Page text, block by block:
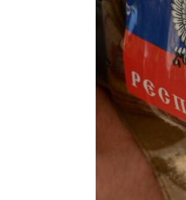
УКРАИНСКАЯ ПРОБЛЕМА КРЫМА